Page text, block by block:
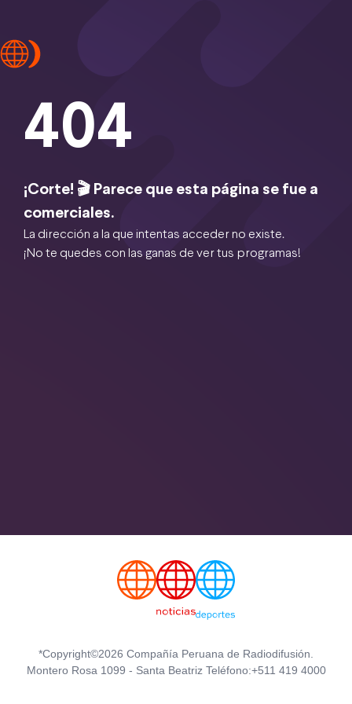
404
¡Corte! 🎬 Parece que esta página se fue a
comerciales.
La dirección a la que intentas acceder no existe.
¡No te quedes con las ganas de ver tus programas!
*Copyright©2026 Compañía Peruana de Radiodifusión.
Montero Rosa 1099 - Santa Beatriz Teléfono:+511 419 4000